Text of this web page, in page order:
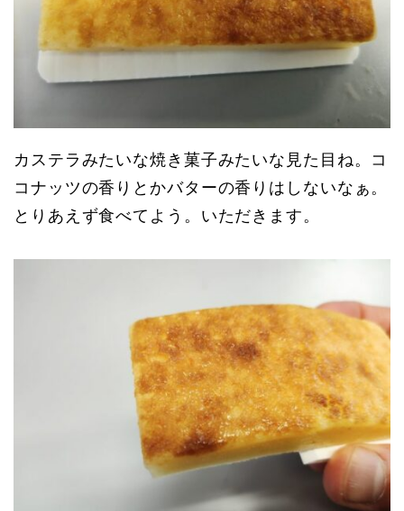
カステラみたいな焼き菓子みたいな見た目ね。コ
コナッツの香りとかバターの香りはしないなぁ。
とりあえず食べてよう。いただきます。